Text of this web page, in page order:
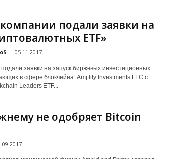
подали заявки на
ETF»
- 05.11.2017
заявки на запуск биржевых инвестиционных
в сфере блокчейна. Amplify Investments LLC с
Leaders ETF...
не одобряет Bitcoin